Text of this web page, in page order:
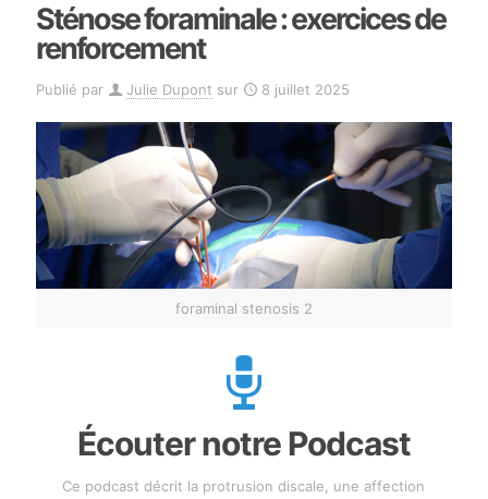
Sténose foraminale : exercices de
renforcement
Publié par Julie Dupont sur 8 juillet 2025
foraminal stenosis 2
Écouter notre Podcast
Ce podcast décrit la protrusion discale, une affection